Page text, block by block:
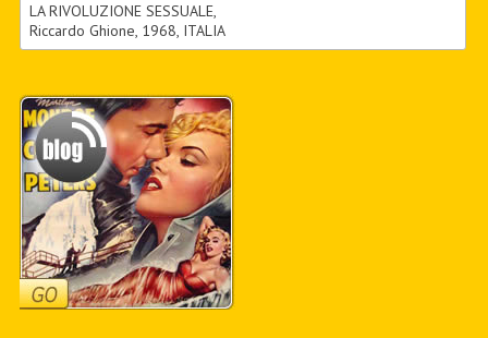
LA RIVOLUZIONE SESSUALE,
Riccardo Ghione, 1968, ITALIA